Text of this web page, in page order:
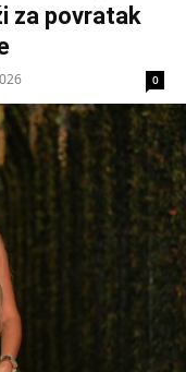
za povratak
0